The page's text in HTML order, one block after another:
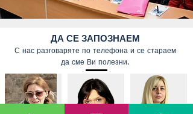
ДА СЕ ЗАПОЗНАЕМ
С нас разговаряте по телефона и се стараем
да сме Ви полезни.